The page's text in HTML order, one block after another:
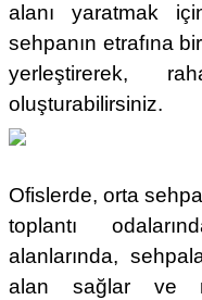
alanı yaratmak
sehpanın etrafına
yerleştirerek,
oluşturabilirsiniz.
Ofislerde, orta
toplantı
alanlarında,
alan sağlar ve